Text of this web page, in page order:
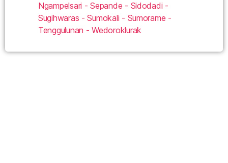
Ngampelsari - Sepande - Sidodadi -
Sugihwaras - Sumokali - Sumorame -
Tenggulunan - Wedoroklurak